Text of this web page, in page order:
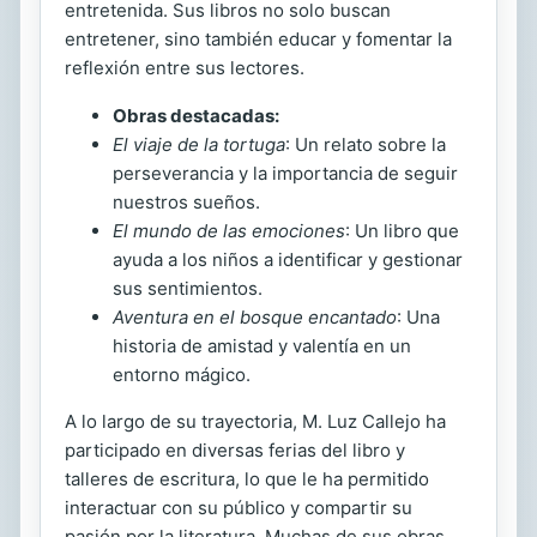
entretenida. Sus libros no solo buscan
entretener, sino también educar y fomentar la
reflexión entre sus lectores.
Obras destacadas:
El viaje de la tortuga: Un relato sobre la
perseverancia y la importancia de seguir
nuestros sueños.
El mundo de las emociones: Un libro que
ayuda a los niños a identificar y gestionar
sus sentimientos.
Aventura en el bosque encantado: Una
historia de amistad y valentía en un
entorno mágico.
A lo largo de su trayectoria, M. Luz Callejo ha
participado en diversas ferias del libro y
talleres de escritura, lo que le ha permitido
interactuar con su público y compartir su